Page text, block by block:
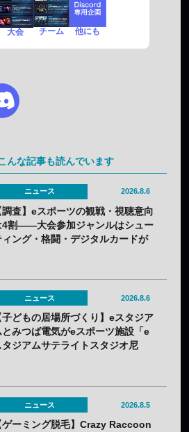
大会 チーム 他にも
んな記事も読んでいます
ニュース 2026.8.6
調査】eスポーツの観戦・視聴意向
4割——大会参加ジャンルはシュー
ィング・格闘・デジタルカードが
ニュース 2026.8.6
子どもの居場所づくり】eスタジア
とみつば電気がeスポーツ施設「e
タジアムサテライトスタジオ尼
ニュース 2026.8.5
ゲーミング脱毛】Crazy Raccoon